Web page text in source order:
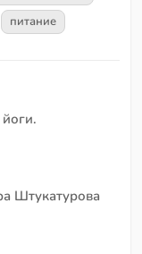
питание
Штукатурова